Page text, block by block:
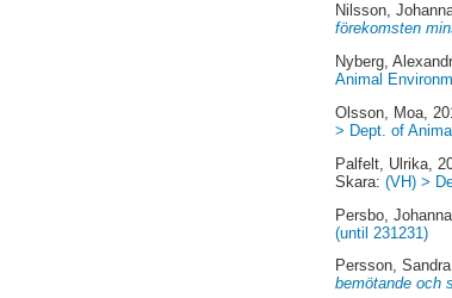
Nilsson,
förekomsten
Nyberg,
Animal
Olsson, Moa ,
> Dept. of
Palfelt, Ulrika ,
Skara:(VH) >
Persbo, Johanna
(until 231231)
Persson, Sandra
bemötande och